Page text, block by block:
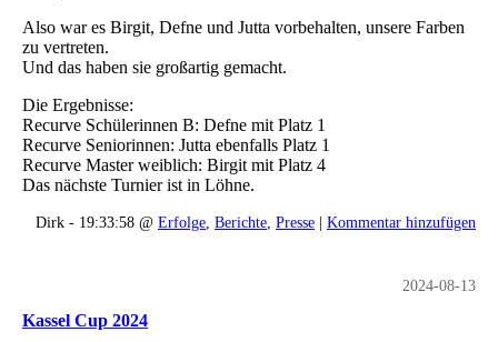
Also war es Birgit, Defne und Jutta vorbehalten, unsere Farben
zu vertreten.
Und das haben sie großartig gemacht.
Die Ergebnisse:
Recurve Schülerinnen B: Defne mit Platz 1
Recurve Seniorinnen: Jutta ebenfalls Platz 1
Recurve Master weiblich: Birgit mit Platz 4
Das nächste Turnier ist in Löhne.
Dirk - 19:33:58 @ Erfolge Berichte Presse | Kommentar hinzufügen
2024-08-13
Kassel Cup 2024